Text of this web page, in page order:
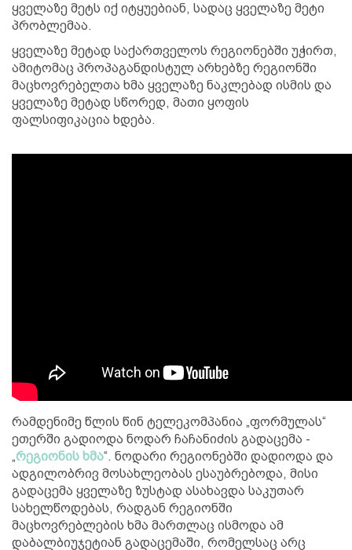
ყველაზე მეტს იქ იტყუებიან, სადაც ყველაზე მეტი
პრობლემაა.
ყველაზე მეტად საქართველოს რეგიონებში უჭირთ,
ამიტომაც პროპაგანდისტულ არხებზე რეგიონში
მაცხოვრებელთა ხმა ყველაზე ნაკლებად ისმის და
ყველაზე მეტად სწორედ, მათი ყოფის
ფალსიფიკაცია ხდება.
რამდენიმე წლის წინ ტელეკომპანია „ფორმულას“
ეთერში გადიოდა ნოდარ ჩაჩანიძის გადაცემა -
„რეგიონის ხმა“. ნოდარი რეგიონებში დადიოდა და
ადგილობრივ მოსახლეობას ესაუბრებოდა, მისი
გადაცემა ყველაზე ზუსტად ასახავდა საკუთარ
სახელწოდებას, რადგან რეგიონში
მაცხოვრებლების ხმა მართლაც ისმოდა ამ
დაბალბიუჯეტიან გადაცემაში, რომელსაც არც